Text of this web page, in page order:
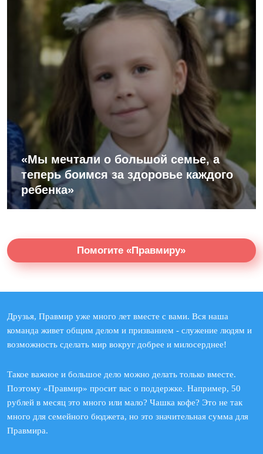
«Мы мечтали о большой семье, а
теперь боимся за здоровье каждого
ребенка»
Помогите «Правмиру»
Друзья, Правмир уже много лет вместе с вами. Вся наша
команда живет общим делом и призванием - служение людям и
возможность сделать мир вокруг добрее и милосерднее!
Такое важное и большое дело можно делать только вместе.
Поэтому «Правмир» просит вас о поддержке. Например, 50
рублей в месяц это много или мало? Чашка кофе? Это не так
много для семейного бюджета, но это значительная сумма для
Правмира.